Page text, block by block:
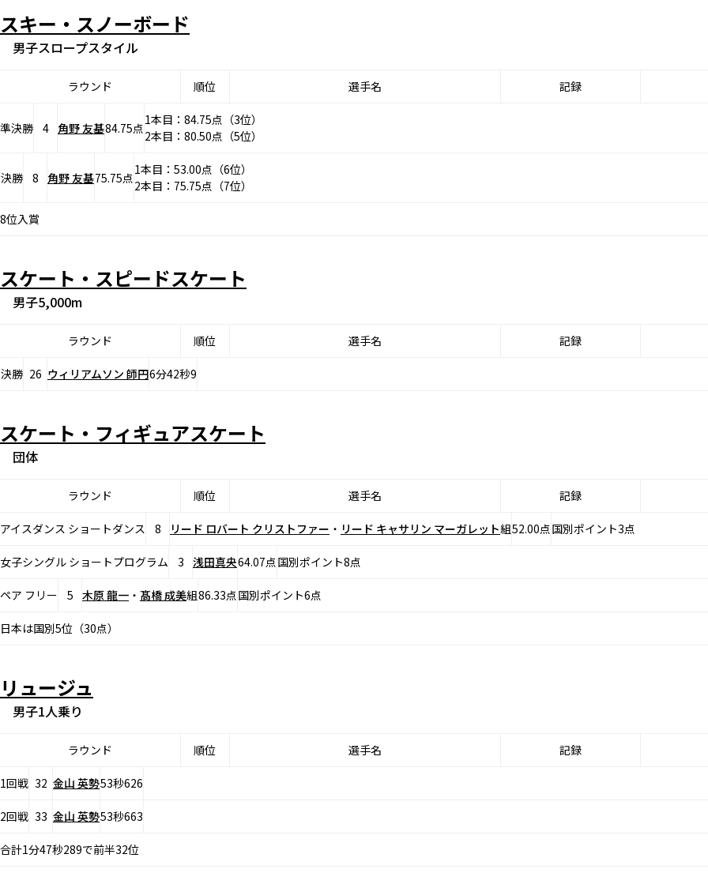
スキー・スノーボード
男子スロープスタイル
ラウンド 順位 選手名 記録
準決勝 4 角野 友基84.75点
1本目：84.75点（3位）
2本目：80.50点（5位）
決勝 8 角野 友基75.75点
1本目：53.00点（6位）
2本目：75.75点（7位）
8位入賞
スケート・スピードスケート
男子5,000m
ラウンド 順位 選手名 記録
決勝 26 ウィリアムソン 師円6分42秒9
スケート・フィギュアスケート
団体
ラウンド 順位 選手名 記録
アイスダンス ショートダンス 8 リード ロバート クリストファー ・ リード キャサリン マーガレット組52.00点国別ポイント3点
女子シングル ショートプログラム 3 浅田真央64.07点国別ポイント8点
ペア フリー 5 木原 龍一 ・ 髙橋 成美組86.33点国別ポイント6点
日本は国別5位（30点）
リュージュ
男子1人乗り
ラウンド 順位 選手名 記録
1回戦 32 金山 英勢53秒626
2回戦 33 金山 英勢53秒663
合計1分47秒289で前半32位